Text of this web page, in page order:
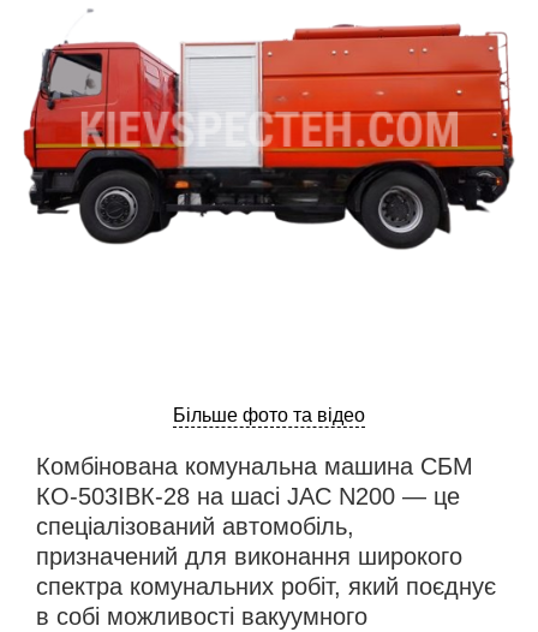
Більше фото та відео
Комбінована комунальна машина СБМ
КО-503ІВК-28 на шасі JAC N200 — це
спеціалізований автомобіль,
призначений для виконання широкого
спектра комунальних робіт, який поєднує
в собі можливості вакуумного